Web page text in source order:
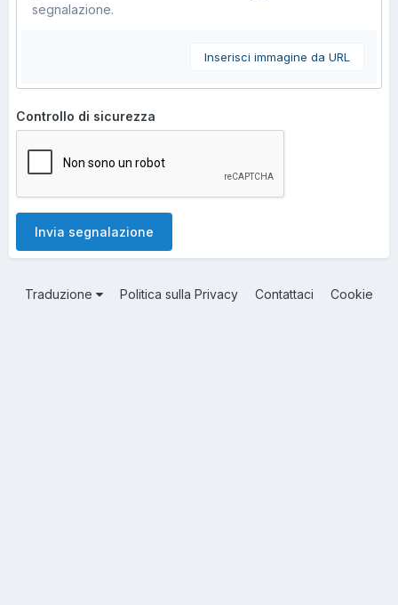
segnalazione.
Inserisci immagine da URL
Controllo di sicurezza
Invia segnalazione
Traduzione Politica sulla Privacy Contattaci Cookie